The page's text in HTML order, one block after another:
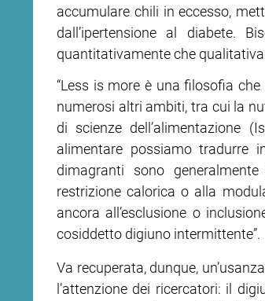
accumulare chili in eccesso,
dall’ipertensione al diabete.
quantitativamente che
“Less is more è una filosofia
numerosi altri ambiti, tra cui la
di scienze dell’alimentazione
alimentare possiamo tradurre
dimagranti sono
restrizione calorica o alla
ancora all’esclusione o
cosiddetto digiuno intermittente”.
Va recuperata, dunque,
l’attenzione dei ricercatori: il